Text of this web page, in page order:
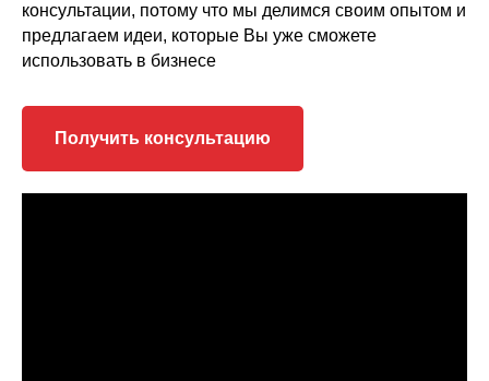
консультации, потому что мы делимся своим опытом и
предлагаем идеи, которые Вы уже сможете
использовать в бизнесе
Получить консультацию